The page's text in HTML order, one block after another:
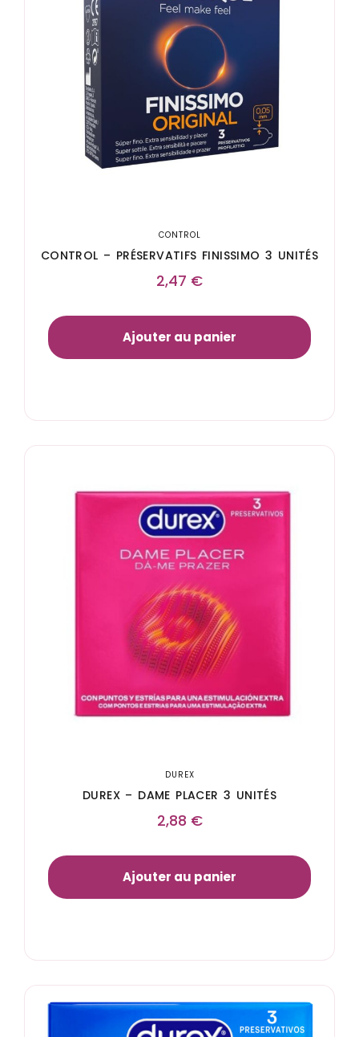
CONTROL
CONTROL – PRÉSERVATIFS FINISSIMO 3 UNITÉS
2,47 €
Ajouter au panier
DUREX
DUREX – DAME PLACER 3 UNITÉS
2,88 €
Ajouter au panier